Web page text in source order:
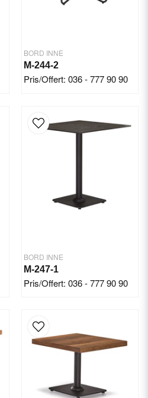
BORD INNE
M-244-2
Pris/Offert: 036 - 777 90 90
BORD INNE
M-247-1
Pris/Offert: 036 - 777 90 90